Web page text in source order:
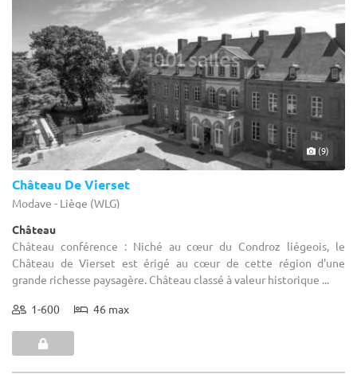
(9)
Château De Vierset
Modave - Liège (WLG)
Château
Château conférence : Niché au cœur du Condroz liégeois, le
Château de Vierset est érigé au cœur de cette région d'une
grande richesse paysagère. Château classé à valeur historique ...
1-600 46 max